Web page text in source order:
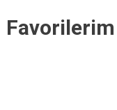
Favorilerim